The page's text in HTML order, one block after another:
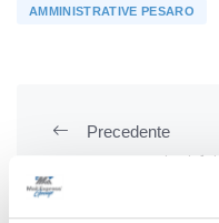
AMMINISTRATIVE PESARO
Precedente
Fermo - Operazioni
denunce